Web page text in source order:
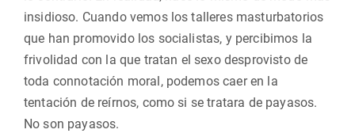
insidioso. Cuando vemos los talleres masturbatorios
que han promovido los socialistas, y percibimos la
frivolidad con la que tratan el sexo desprovisto de
toda connotación moral, podemos caer en la
tentación de reírnos, como si se tratara de payasos.
No son payasos.